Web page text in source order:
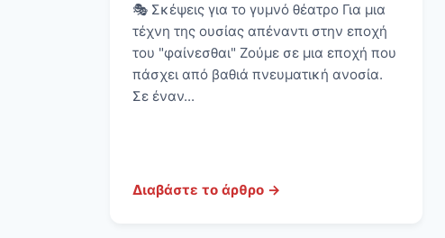
🎭 Σκέψεις για το γυμνό θέατρο Για μια
τέχνη της ουσίας απέναντι στην εποχή
του "φαίνεσθαι" Ζούμε σε μια εποχή που
πάσχει από βαθιά πνευματική ανοσία.
Σε έναν...
Διαβάστε το άρθρο →